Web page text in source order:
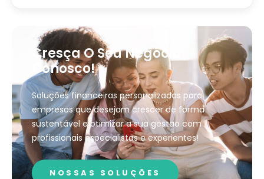
Cresça O Seu Negócio
Conosco!
Soluções financeiras personalizadas para
empresas que desejam crescer de forma
sustentável e otimizar a sua gestão com
profissionais especialistas e experientes!
NOSSAS SOLUÇÕES